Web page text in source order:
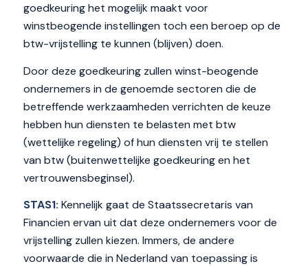
goedkeuring het mogelijk maakt voor
winstbeogende instellingen toch een beroep op de
btw-vrijstelling te kunnen (blijven) doen.
Door deze goedkeuring zullen winst-beogende
ondernemers in de genoemde sectoren die de
betreffende werkzaamheden verrichten de keuze
hebben hun diensten te belasten met btw
(wettelijke regeling) of hun diensten vrij te stellen
van btw (buitenwettelijke goedkeuring en het
vertrouwensbeginsel).
STAS1: Kennelijk gaat de Staatssecretaris van
Financien ervan uit dat deze ondernemers voor de
vrijstelling zullen kiezen. Immers, de andere
voorwaarde die in Nederland van toepassing is